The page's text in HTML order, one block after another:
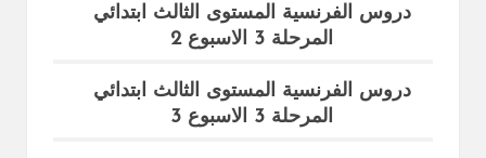
دروس الفرنسية المستوى الثالث ابتدائي
المرحلة 3 الاسبوع 2
دروس الفرنسية المستوى الثالث ابتدائي
المرحلة 3 الاسبوع 3